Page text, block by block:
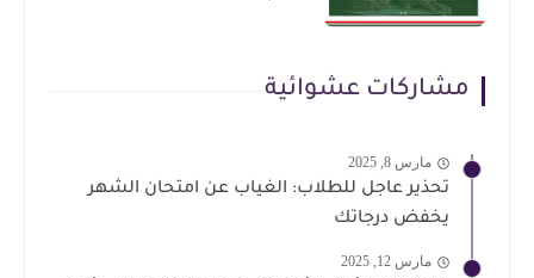
مشاركات عشوائية
مارس 8, 2025
تحذير عاجل للطلاب: الغياب عن امتحان الشهر
يخفض درجاتك
مارس 12, 2025